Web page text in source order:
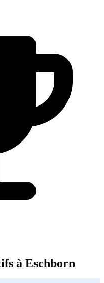
à Eschborn